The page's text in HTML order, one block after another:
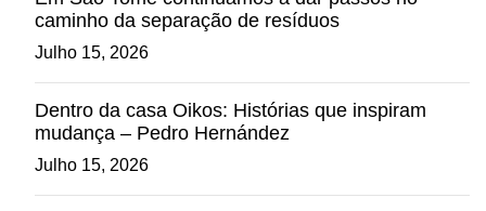
caminho da separação de resíduos
Julho 15, 2026
Dentro da casa Oikos: Histórias que inspiram
mudança – Pedro Hernández
Julho 15, 2026